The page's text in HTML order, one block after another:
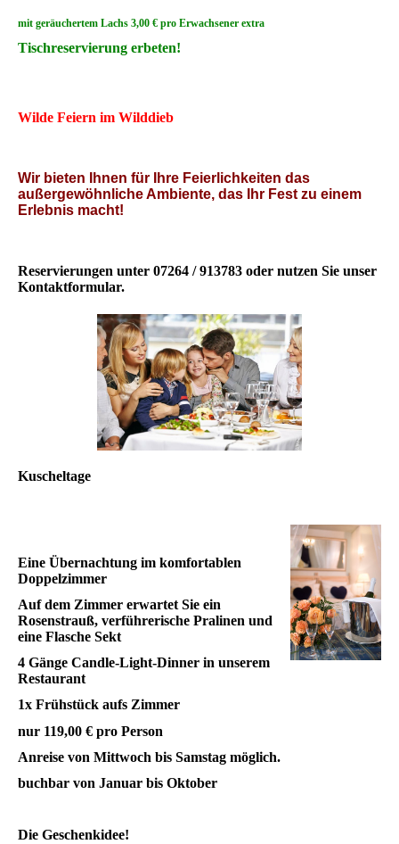
mit geräuchertem Lachs 3,00 € pro Erwachsener extra
Tischreservierung erbeten!
Wilde Feiern im Wilddieb
Wir bieten Ihnen für Ihre Feierlichkeiten das
außergewöhnliche Ambiente, das Ihr Fest zu einem
Erlebnis macht!
Reservierungen unter 07264 / 913783 oder nutzen Sie unser
Kontaktformular.
Kuscheltage
Eine Übernachtung im komfortablen
Doppelzimmer
Auf dem Zimmer erwartet Sie ein
Rosenstrauß, verführerische Pralinen und
eine Flasche Sekt
4 Gänge Candle-Light-Dinner in unserem
Restaurant
1x Frühstück aufs Zimmer
nur 119,00 € pro Person
Anreise von Mittwoch bis Samstag möglich.
buchbar von Januar bis Oktober
Die Geschenkidee!